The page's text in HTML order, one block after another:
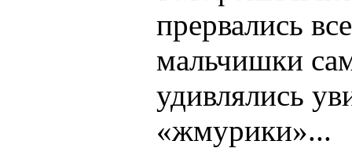
прервались
мальчишки
удивлялись
«жмурики»...